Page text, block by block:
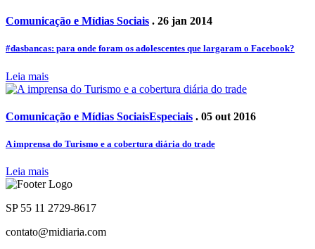
Comunicação e Mídias Sociais . 26 jan 2014
#dasbancas: para onde foram os adolescentes que largaram o Facebook?
Leia mais
Comunicação e Mídias SociaisEspeciais . 05 out 2016
A imprensa do Turismo e a cobertura diária do trade
Leia mais
SP 55 11 2729-8617
contato@midiaria.com